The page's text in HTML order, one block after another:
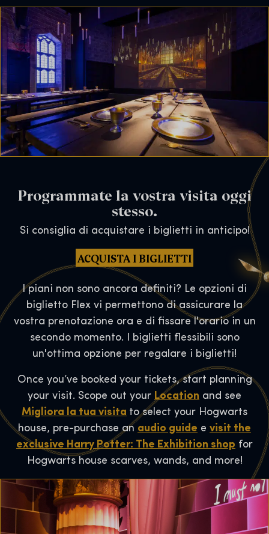
Programmate la vostra visita oggi
stesso.
Si consiglia di acquistare i biglietti in anticipo!
ACQUISTA I BIGLIETTI
I piani non sono ancora definiti? Le opzioni di
biglietto Flex vi permettono di assicurare la
vostra prenotazione ora e di fissare l'orario in un
secondo momento. I biglietti flessibili sono
un'ottima opzione per regalare i biglietti!
Once you’ve booked your tickets, start planning
your visit. Scope out your Location and see
Migliora la tua visita to select your Hogwarts
house, pre-purchase an audio guide e visit the
exclusive Harry Potter: The Exhibition shop for
Hogwarts house scarves, wands, and more!